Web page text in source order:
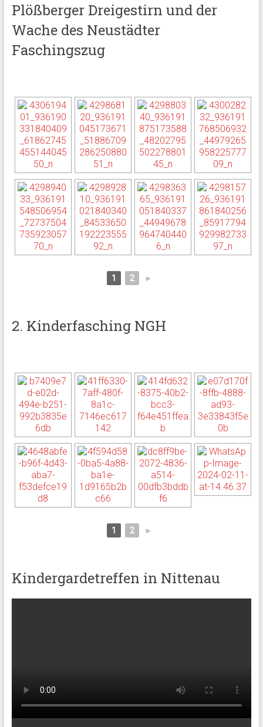
Plößberger Dreigestirn und der
Wache des Neustädter
Faschingszug
1 2 ►
2. Kinderfasching NGH
1 2 ►
Kindergardetreffen in Nittenau